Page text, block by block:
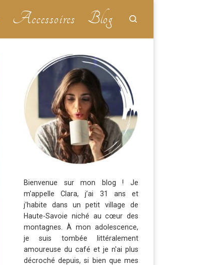
Accessoires Blog
Bienvenue sur mon blog ! Je
m'appelle Clara, j’ai 31 ans et
j'habite dans un petit village de
Haute-Savoie niché au cœur des
montagnes. À mon adolescence,
je suis tombée littéralement
amoureuse du café et je n'ai plus
décroché depuis, si bien que mes